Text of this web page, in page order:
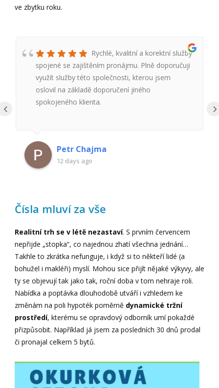
ve zbytku roku.
Rychlé, kvalitní a korektní služby
spojené se zajištěním pronájmu. Plně doporučuji
využít služby této společnosti, kterou jsem
oslovil na základě doporučení jiného
spokojeného klienta.
Petr Chajma
12 days ago
‹ ›
Čísla mluví za vše
Realitní trh se v létě nezastaví. S prvním červencem
nepřijde „stopka“, co najednou zhatí všechna jednání…
Takhle to zkrátka nefunguje, i když si to někteří lidé (a
bohužel i makléři) myslí. Mohou sice přijít nějaké výkyvy, ale
ty se objevují tak jako tak, roční doba v tom nehraje roli.
Nabídka a poptávka dlouhodobě utváří i vzhledem ke
změnám na poli hypoték poměrně dynamické tržní
prostředí, kterému se opravdový odborník umí pokaždé
přizpůsobit. Například já jsem za posledních 30 dnů prodal
či pronajal celkem 5 bytů.